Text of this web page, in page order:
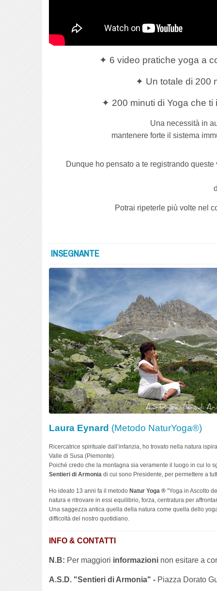
✦ 6 video pratiche yoga a
✦ Un totale di 200
✦ 200 minuti di Yoga che
Una necessità in
mantenere forte il sistema
Dunque ho pensato a te registrando
Potrai ripeterle più volte nel
INSEGNANTE
Laura Eynard (Metodo NaturYoga®)
Ricercatrice spirituale dall’infanzia, ho trovato nella natura
Valle di Susa (Piemonte).
Poiché credo che la montagna sia veramente il luogo in cui lo
Sentieri di Armonia di cui sono Presidente, per permettere a
Ho ideato 13 anni fa il metodo Natur Yoga ®"Yoga in Ascolto
natura e ritrovare in essi equilibrio, forza, centratura per
Una saggezza antica quella della natura come quella dello
difficoltà del nostro quotidiano.
INFO & CONTATTI
N.B: Per maggiori informazioni non esitare a
A.S.D. "Sentieri di Armonia" - Piazza Dorato